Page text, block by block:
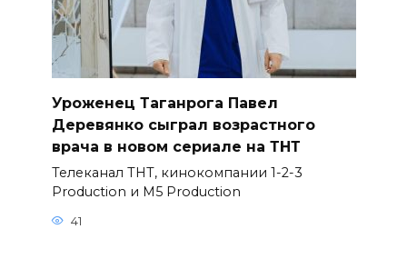
Уроженец Таганрога Павел
Деревянко сыграл возрастного
врача в новом сериале на ТНТ
Телеканал ТНТ, кинокомпании 1-2-3
Production и M5 Production
41